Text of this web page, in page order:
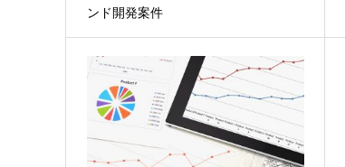
ンド開発案件